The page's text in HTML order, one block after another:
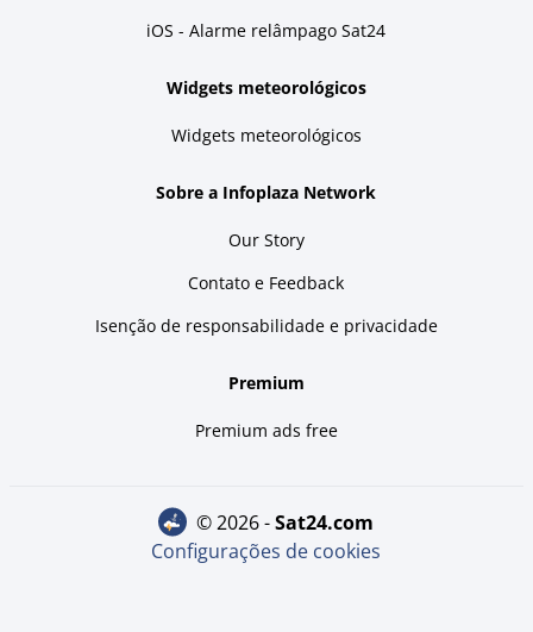
iOS - Alarme relâmpago Sat24
Widgets meteorológicos
Widgets meteorológicos
Sobre a Infoplaza Network
Our Story
Contato e Feedback
Isenção de responsabilidade e privacidade
Premium
Premium ads free
© 2026 - sat24.com
Configurações de cookies